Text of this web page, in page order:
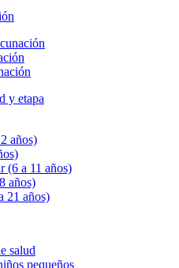
y etapa
años)
(6 a 11 años)
años)
21 años)
salud
pequeños